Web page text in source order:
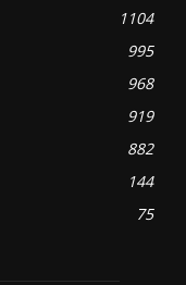
1104
995
968
919
882
144
75